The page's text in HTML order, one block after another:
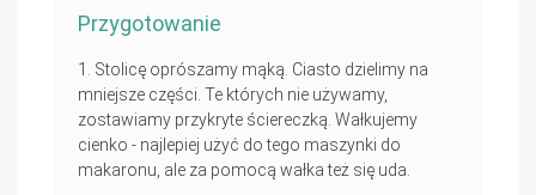
Przygotowanie
Stolicę oprószamy mąką. Ciasto dzielimy na
mniejsze części. Te których nie używamy,
zostawiamy przykryte ściereczką. Wałkujemy
cienko - najlepiej użyć do tego maszynki do
makaronu, ale za pomocą wałka też się uda.